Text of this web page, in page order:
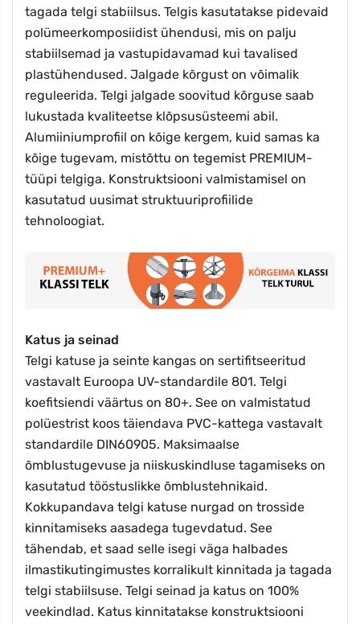
tagada telgi stabiilsus. Telgis kasutatakse pidevaid
polümeerkomposiidist ühendusi, mis on palju
stabiilsemad ja vastupidavamad kui tavalised
plastühendused. Jalgade kõrgust on võimalik
reguleerida. Telgi jalgade soovitud kõrguse saab
lukustada kvaliteetse klõpsusüsteemi abil.
Alumiiniumprofiil on kõige kergem, kuid samas ka
kõige tugevam, mistõttu on tegemist PREMIUM-
tüüpi telgiga. Konstruktsiooni valmistamisel on
kasutatud uusimat struktuuriprofiilide
tehnoloogiat.
Katus ja seinad
Telgi katuse ja seinte kangas on sertifitseeritud
vastavalt Euroopa UV-standardile 801. Telgi
koefitsiendi väärtus on 80+. See on valmistatud
polüestrist koos täiendava PVC-kattega vastavalt
standardile DIN60905. Maksimaalse
õmblustugevuse ja niiskuskindluse tagamiseks on
kasutatud tööstuslikke õmblustehnikaid.
Kokkupandava telgi katuse nurgad on trosside
kinnitamiseks aasadega tugevdatud. See
tähendab, et saad selle isegi väga halbades
ilmastikutingimustes korralikult kinnitada ja tagada
telgi stabiilsuse. Telgi seinad ja katus on 100%
veekindlad. Katus kinnitatakse konstruktsiooni